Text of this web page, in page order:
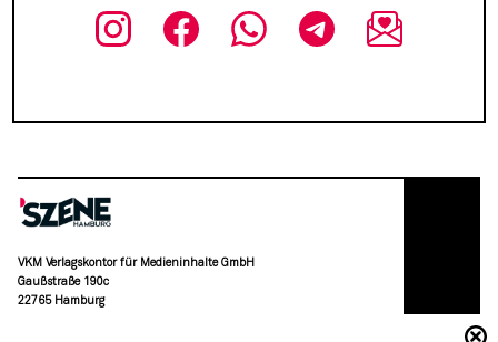
VKM Verlagskontor für Medieninhalte GmbH
Gaußstraße 190c
22765 Hamburg